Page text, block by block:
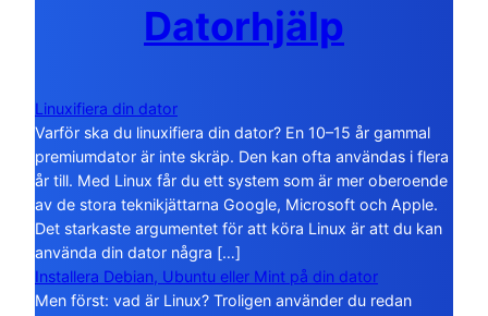
Datorhjälp
Linuxifiera din dator
Varför ska du linuxifiera din dator? En 10–15 år gammal
premiumdator är inte skräp. Den kan ofta användas i flera
år till. Med Linux får du ett system som är mer oberoende
av de stora teknikjättarna Google, Microsoft och Apple.
Det starkaste argumentet för att köra Linux är att du kan
använda din dator några […]
Installera Debian, Ubuntu eller Mint på din dator
Men först: vad är Linux? Troligen använder du redan